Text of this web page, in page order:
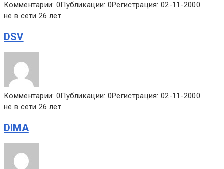
Комментарии: 0 Публикации: 0Регистрация: 02-11-2000
не в сети 26 лет
DSV
Комментарии: 0 Публикации: 0Регистрация: 02-11-2000
не в сети 26 лет
DIMA